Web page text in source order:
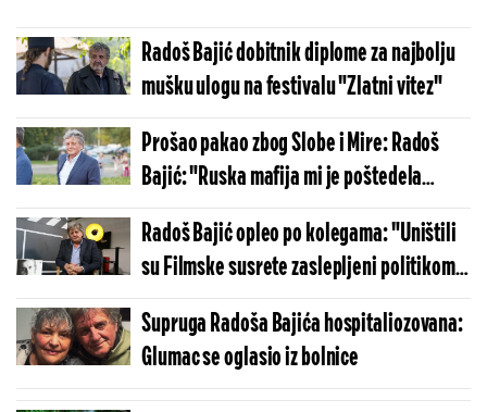
Radoš Bajić dobitnik diplome za najbolju
mušku ulogu na festivalu "Zlatni vitez"
Prošao pakao zbog Slobe i Mire: Radoš
Bajić: "Ruska mafija mi je poštedela
život"
Radoš Bajić opleo po kolegama: "Uništili
su Filmske susrete zaslepljeni politikom i
opozicionim aktivizmom"
Supruga Radoša Bajića hospitaliozovana:
Glumac se oglasio iz bolnice